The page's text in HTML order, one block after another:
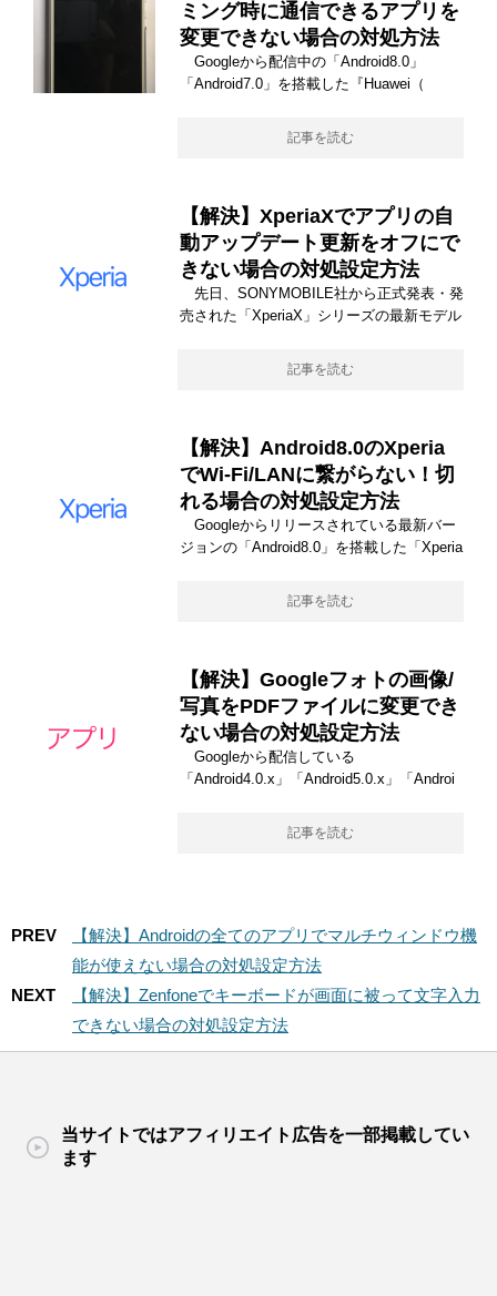
ミング時に通信できるアプリを
変更できない場合の対処方法
Googleから配信中の「Android8.0」
「Android7.0」を搭載した『Huawei（
記事を読む
【解決】XperiaXでアプリの自
動アップデート更新をオフにで
きない場合の対処設定方法
先日、SONYMOBILE社から正式発表・発
売された「XperiaX」シリーズの最新モデル
記事を読む
【解決】Android8.0のXperia
でWi-Fi/LANに繋がらない！切
れる場合の対処設定方法
Googleからリリースされている最新バー
ジョンの「Android8.0」を搭載した「Xperia
記事を読む
【解決】Googleフォトの画像/
写真をPDFファイルに変更でき
ない場合の対処設定方法
Googleから配信している
「Android4.0.x」「Android5.0.x」「Androi
記事を読む
PREV
【解決】Androidの全てのアプリでマルチウィンドウ機
能が使えない場合の対処設定方法
NEXT
【解決】Zenfoneでキーボードが画面に被って文字入力
できない場合の対処設定方法
当サイトではアフィリエイト広告を一部掲載してい
ます